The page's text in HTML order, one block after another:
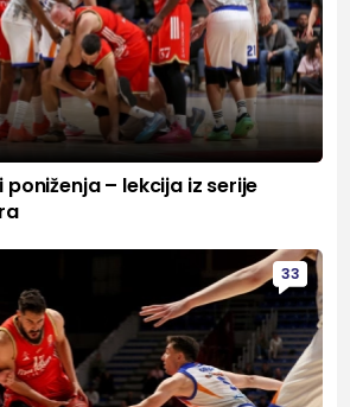
poniženja – lekcija iz serije
33